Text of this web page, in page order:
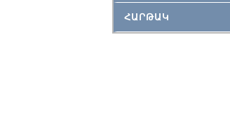
ՀԱՐԹԱԿ